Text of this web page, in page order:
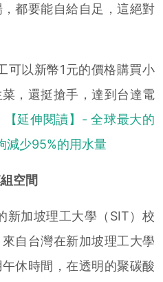
都要能自給自足，這絕對
以新幣1元的價格購買小
，還挺搶手，達到台達電
【延伸閱讀】- 全球最大的
減少95%的用水量
空間
加坡理工大學（SIT）校
自台灣在新加坡理工大學
休時間，在透明的聚碳酸